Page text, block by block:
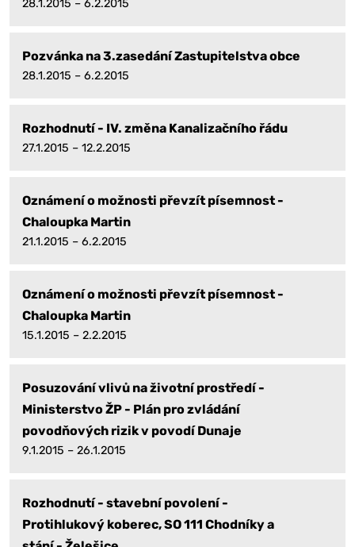
28.1.2015 – 6.2.2015
Pozvánka na 3.zasedání Zastupitelstva obce
28.1.2015 – 6.2.2015
Rozhodnutí - IV. změna Kanalizačního řádu
27.1.2015 – 12.2.2015
Oznámení o možnosti převzít písemnost -
Chaloupka Martin
21.1.2015 – 6.2.2015
Oznámení o možnosti převzít písemnost -
Chaloupka Martin
15.1.2015 – 2.2.2015
Posuzování vlivů na životní prostředí -
Ministerstvo ŽP - Plán pro zvládání
povodňových rizik v povodí Dunaje
9.1.2015 – 26.1.2015
Rozhodnutí - stavební povolení -
Protihlukový koberec, SO 111 Chodníky a